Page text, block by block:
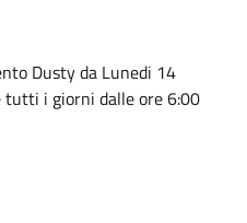
Dusty da Lunedi 14
i giorni dalle ore 6:00